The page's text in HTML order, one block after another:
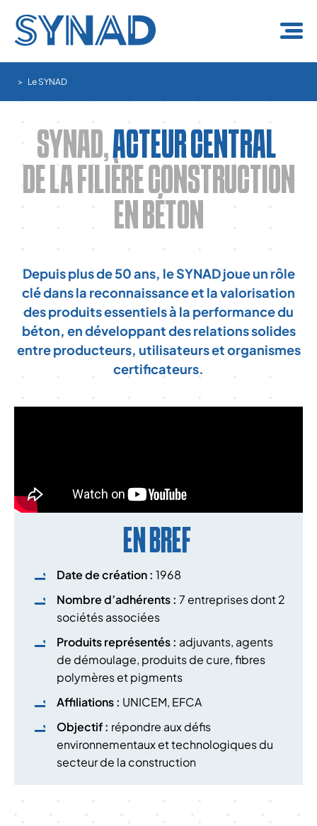
Le SYNAD
SYNAD,ACTEUR CENTRAL
DE LA FILIÈRE CONSTRUCTION
EN BÉTON
Depuis plus de 50 ans, le SYNAD joue un rôle
clé dans la reconnaissance et la valorisation
des produits essentiels à la performance du
béton, en développant des relations solides
entre producteurs, utilisateurs et organismes
certificateurs.
EN BREF
Date de création : 1968
Nombre d’adhérents : 7 entreprises dont 2
sociétés associées
Produits représentés : adjuvants, agents
de démoulage, produits de cure, fibres
polymères et pigments
Affiliations : UNICEM, EFCA
Objectif : répondre aux défis
environnementaux et technologiques du
secteur de la construction